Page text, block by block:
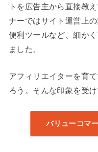
トを広告主から直接教
ナーではサイト運営上
便利ツールなど、細か
ました。
アフィリエイターを育
ろう。そんな印象を受け
バリューコマ